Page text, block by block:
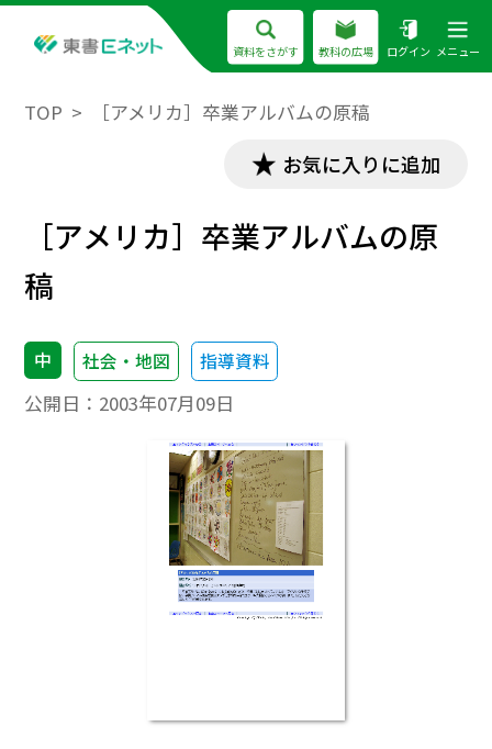
資料をさがす 教科の広場 ログイン メニュー
TOP ［アメリカ］卒業アルバムの原稿
お気に入りに追加
［アメリカ］卒業アルバムの原
稿
中 社会・地図 指導資料
公開日： 2003年07月09日